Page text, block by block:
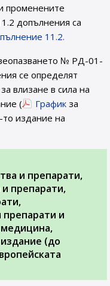
променените
допълнения са
11.2.
№ РД-01-
се определят
влизане в сила на
(
График за
то издание на
и препарати,
препарати,
и
медицина,
(до